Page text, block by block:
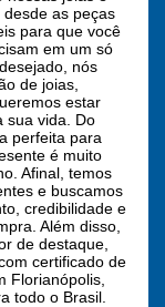
as peças
para que você
em um só
nós
de joias,
estar
sua vida. Do
perfeita para
é muito
Afinal, temos
e buscamos
credibilidade e
Além disso,
de destaque,
certificado de
Florianópolis,
todo o Brasil.